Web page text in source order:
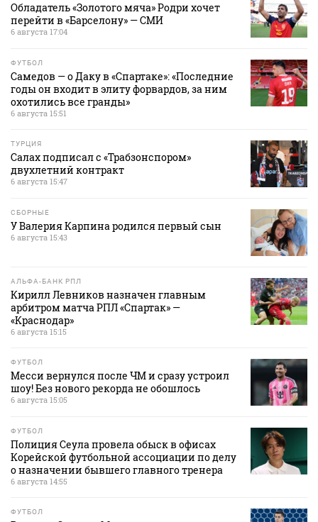
Обладатель «Золотого мяча» Родри хочет
перейти в «Барселону» — СМИ
6 августа 17:04
ФУТБОЛ
Самедов — о Даку в «Спартаке»: «Последние
годы он входит в элиту форвардов, за ним
охотились все гранды»
6 августа 15:51
ТУРЦИЯ
Салах подписал с «Трабзонспором»
двухлетний контракт
6 августа 15:47
СБОРНЫЕ
У Валерия Карпина родился первый сын
6 августа 15:43
АЛЬФА-БАНК РПЛ
Кирилл Левников назначен главным
арбитром матча РПЛ «Спартак» —
«Краснодар»
6 августа 15:15
ФУТБОЛ
Месси вернулся после ЧМ и сразу устроил
шоу! Без нового рекорда не обошлось
6 августа 15:05
ФУТБОЛ
Полиция Сеула провела обыск в офисах
Корейской футбольной ассоциации по делу
о назначении бывшего главного тренера
6 августа 14:55
ФУТБОЛ